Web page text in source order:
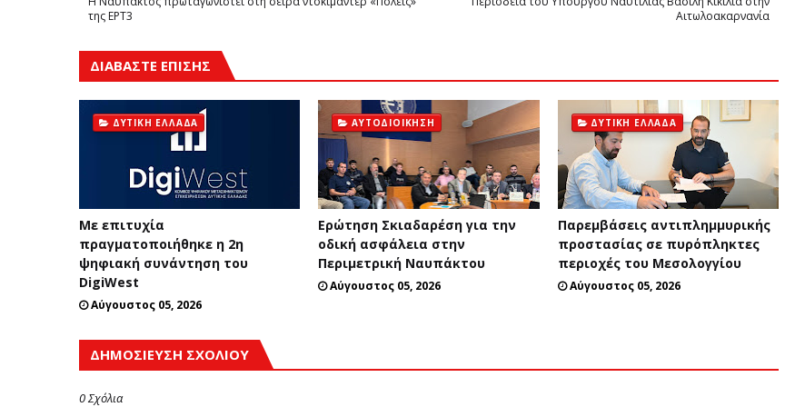
Αιτωλοακαρνανία
της ΕΡΤ3
ΔΙΑΒΑΣΤΕ ΕΠΙΣΗΣ
ΔΥΤΙΚΉ ΕΛΛΆΔΑ
Με επιτυχία
πραγματοποιήθηκε η 2η
ψηφιακή συνάντηση του
DigiWest
Αύγουστος 05, 2026
ΑΥΤΟΔΙΟΊΚΗΣΗ
Ερώτηση Σκιαδαρέση για την
οδική ασφάλεια στην
Περιμετρική Ναυπάκτου
Αύγουστος 05, 2026
ΔΥΤΙΚΉ ΕΛΛΆΔΑ
Παρεμβάσεις αντιπλημμυρικής
προστασίας σε πυρόπληκτες
περιοχές του Μεσολογγίου
Αύγουστος 05, 2026
ΔΗΜΟΣΊΕΥΣΗ ΣΧΟΛΊΟΥ
0 Σχόλια